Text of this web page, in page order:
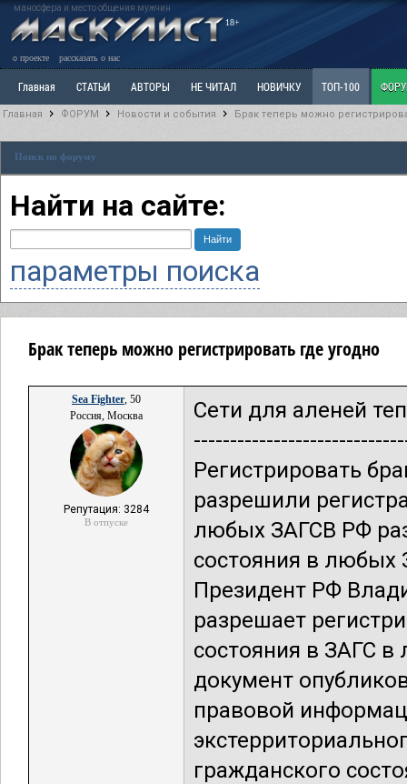
маносфера и место общения мужчин
18+
о проекте рассказать о нас
Главная СТАТЬИ АВТОРЫ НЕ ЧИТАЛ НОВИЧКУ ТОП-100
Ветка: Наболевшее. Выскажись!
РАЗДЕЛ: Разное
Главная ФОРУМ Новости и события Брак теперь можно
Поиск по форуму
Найти на сайте:
параметры поиска
Брак теперь можно регистрировать где угодно
Sea Fighter, 50
Россия, Москва
Репутация: 3284
В отпуске
Сети для аленей
Регистрировать
разрешили
любых ЗАГСВ РФ
состояния в
Президент РФ
разрешает
состояния в ЗАГС
документ
правовой
гражданского